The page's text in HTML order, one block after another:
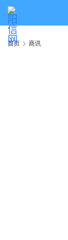
首页 商讯